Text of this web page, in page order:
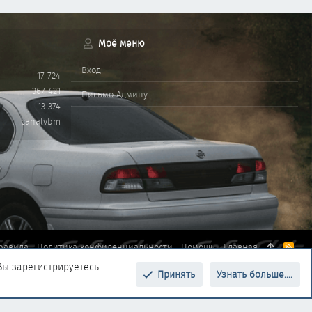
17 724
367 421
13 374
canalvbm
Моё меню
Вход
Письмо Админу
Политика конфиденциальности Помощь Главная
R
зарегистрируетесь.
Принять Узнать больше....